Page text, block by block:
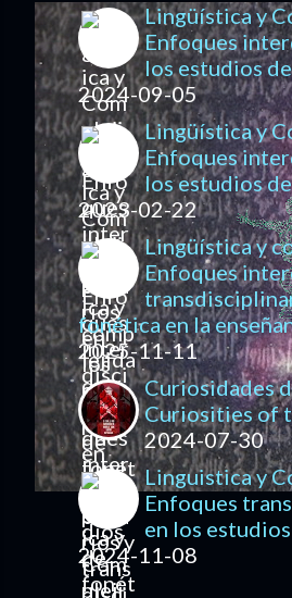
Lingüística y
Enfoques
los estudios
2024-09-05
Lingüística y
Enfoques
los estudios
2023-02-22
Lingüística y
Enfoques
fonética en la
2025-11-11
Curiosidades
Curiosities of
2024-07-30
Linguistica y
Enfoques
en los
2024-11-08